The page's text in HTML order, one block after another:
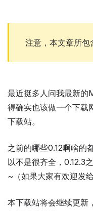
注意，本文章所包
最近挺多人问我最新的
得确实也该做一个下载
下载站。
之前的哪些0.12啊啥的
以不是很齐全，0.12.3
~（如果大家有欢迎发
本下载站将会继续更新